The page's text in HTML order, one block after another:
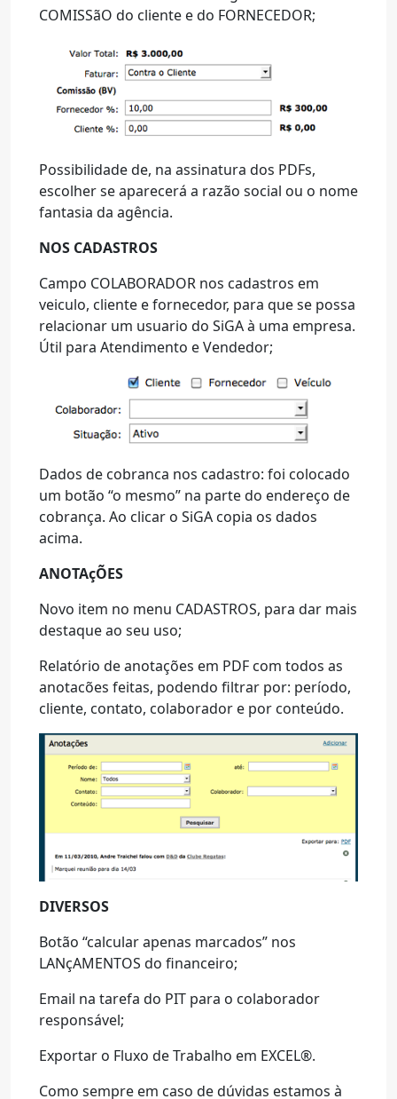
COMISSãO do cliente e do FORNECEDOR;
Possibilidade de, na assinatura dos PDFs,
escolher se aparecerá a razão social ou o nome
fantasia da agência.
NOS CADASTROS
Campo COLABORADOR nos cadastros em
veiculo, cliente e fornecedor, para que se possa
relacionar um usuario do SiGA à uma empresa.
Útil para Atendimento e Vendedor;
Dados de cobranca nos cadastro: foi colocado
um botão “o mesmo” na parte do endereço de
cobrança. Ao clicar o SiGA copia os dados
acima.
ANOTAçÕES
Novo item no menu CADASTROS, para dar mais
destaque ao seu uso;
Relatório de anotações em PDF com todos as
anotacões feitas, podendo filtrar por: período,
cliente, contato, colaborador e por conteúdo.
DIVERSOS
Botão “calcular apenas marcados” nos
LANçAMENTOS do financeiro;
Email na tarefa do PIT para o colaborador
responsável;
Exportar o Fluxo de Trabalho em EXCEL®.
Como sempre em caso de dúvidas estamos à